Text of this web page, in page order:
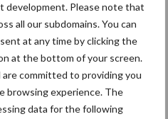
development. Please note that
all our subdomains. You can
at any time by clicking the
at the bottom of your screen.
committed to providing you
browsing experience. The
data for the following
ruwvoer Loonwerk